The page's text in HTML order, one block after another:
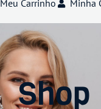
Meu Carrinho Minha
Shop